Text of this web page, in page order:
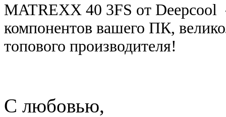
MATREXX 40 3FS от Deepcool
компонентов вашего ПК,
топового производителя!
С любовью,